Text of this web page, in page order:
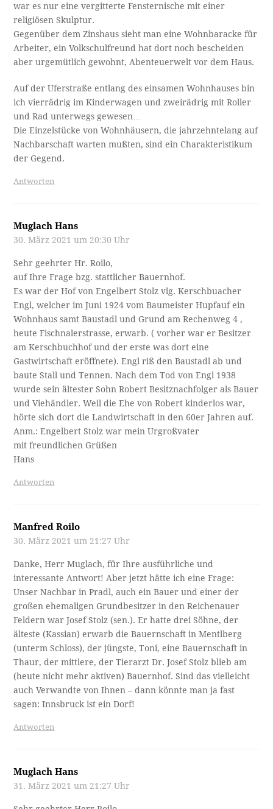
war es nur eine vergitterte Fensternische mit einer
religiösen Skulptur.
Gegenüber dem Zinshaus sieht man eine Wohnbaracke für
Arbeiter, ein Volkschulfreund hat dort noch bescheiden
aber urgemütlich gewohnt, Abenteuerwelt vor dem Haus.
Auf der Uferstraße entlang des einsamen Wohnhauses bin
ich vierrädrig im Kinderwagen und zweirädrig mit Roller
und Rad unterwegs gewesen…
Die Einzelstücke von Wohnhäusern, die jahrzehntelang auf
Nachbarschaft warten mußten, sind ein Charakteristikum
der Gegend.
Antworten
Muglach Hans
30. März 2021 um 20:30 Uhr
Sehr geehrter Hr. Roilo,
auf Ihre Frage bzg. stattlicher Bauernhof.
Es war der Hof von Engelbert Stolz vlg. Kerschbuacher
Engl, welcher im Juni 1924 vom Baumeister Hupfauf ein
Wohnhaus samt Baustadl und Grund am Rechenweg 4 ,
heute Fischnalerstrasse, erwarb. ( vorher war er Besitzer
am Kerschbuchhof und der erste was dort eine
Gastwirtschaft eröffnete). Engl riß den Baustadl ab und
baute Stall und Tennen. Nach dem Tod von Engl 1938
wurde sein ältester Sohn Robert Besitznachfolger als Bauer
und Viehändler. Weil die Ehe von Robert kinderlos war,
hörte sich dort die Landwirtschaft in den 60er Jahren auf.
Anm.: Engelbert Stolz war mein Urgroßvater
mit freundlichen Grüßen
Hans
Antworten
Manfred Roilo
30. März 2021 um 21:27 Uhr
Danke, Herr Muglach, für Ihre ausführliche und
interessante Antwort! Aber jetzt hätte ich eine Frage:
Unser Nachbar in Pradl, auch ein Bauer und einer der
großen ehemaligen Grundbesitzer in den Reichenauer
Feldern war Josef Stolz (sen.). Er hatte drei Söhne, der
älteste (Kassian) erwarb die Bauernschaft in Mentlberg
(unterm Schloss), der jüngste, Toni, eine Bauernschaft in
Thaur, der mittlere, der Tierarzt Dr. Josef Stolz blieb am
(heute nicht mehr aktiven) Bauernhof. Sind das vielleicht
auch Verwandte von Ihnen – dann könnte man ja fast
sagen: Innsbruck ist ein Dorf!
Antworten
Muglach Hans
31. März 2021 um 21:27 Uhr